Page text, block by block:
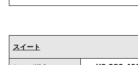
スイート